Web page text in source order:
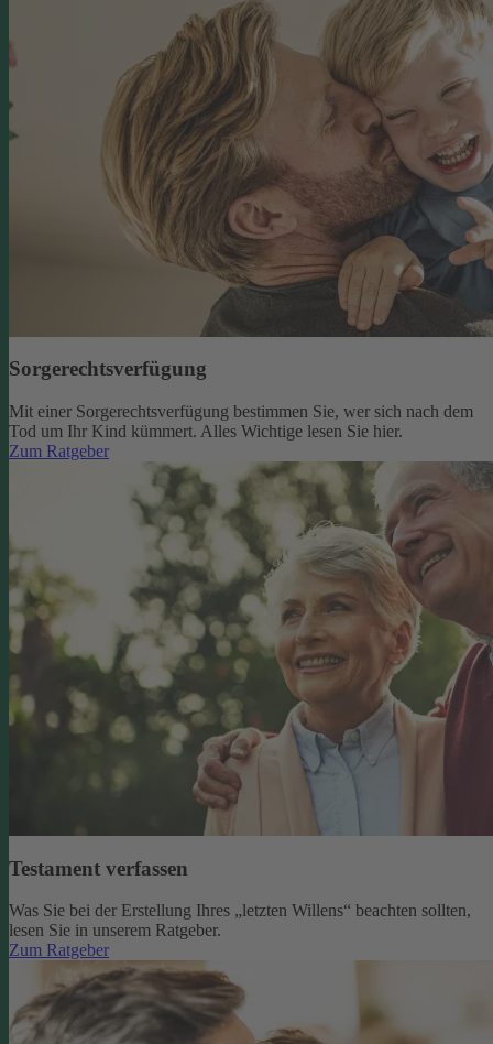
Sorgerechtsverfügung
Mit einer Sorgerechtsverfügung bestimmen Sie, wer sich nach dem
Tod um Ihr Kind kümmert. Alles Wichtige lesen Sie hier.
Zum Ratgeber
Testament verfassen
Was Sie bei der Erstellung Ihres „letzten Willens“ beachten sollten,
lesen Sie in unserem Ratgeber.
Zum Ratgeber